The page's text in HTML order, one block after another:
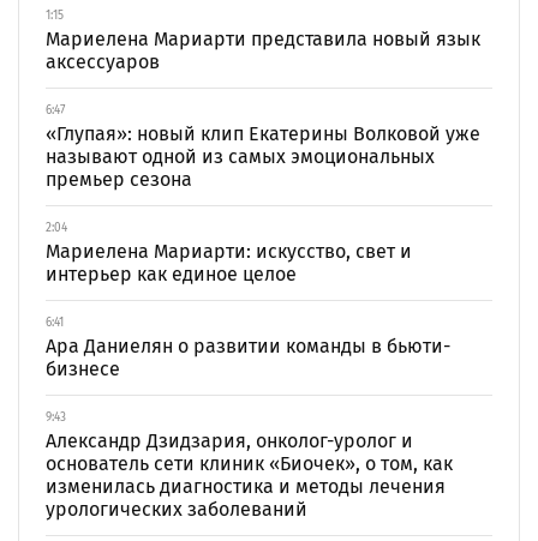
1:15
Мариелена Мариарти представила новый язык
аксессуаров
6:47
«Глупая»: новый клип Екатерины Волковой уже
называют одной из самых эмоциональных
премьер сезона
2:04
Мариелена Мариарти: искусство, свет и
интерьер как единое целое
6:41
Ара Даниелян о развитии команды в бьюти-
бизнесе
9:43
Александр Дзидзария, онколог-уролог и
основатель сети клиник «Биочек», о том, как
изменилась диагностика и методы лечения
урологических заболеваний